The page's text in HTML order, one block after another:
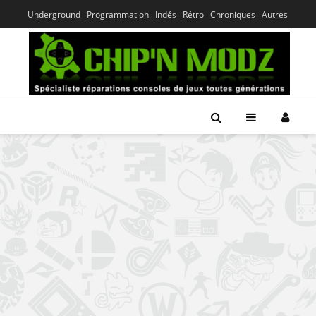
Underground Programmation Indés Rétro Chroniques Autres